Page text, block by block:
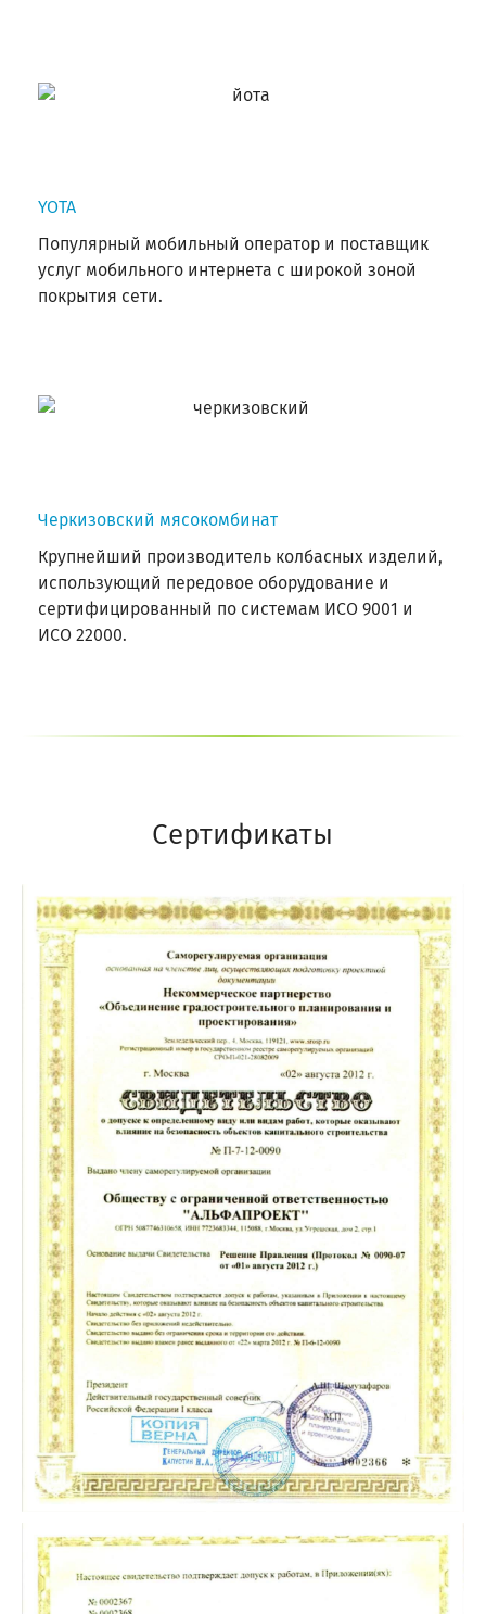
YOTA
Популярный мобильный оператор и поставщик
услуг мобильного интернета с широкой зоной
покрытия сети.
Черкизовский мясокомбинат
Крупнейший производитель колбасных изделий,
использующий передовое оборудование и
сертифицированный по системам ИСО 9001 и
ИСО 22000.
Сертификаты